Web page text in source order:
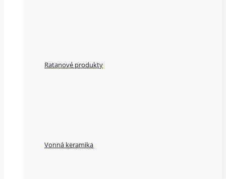
Ratanové produkty
Vonná keramika